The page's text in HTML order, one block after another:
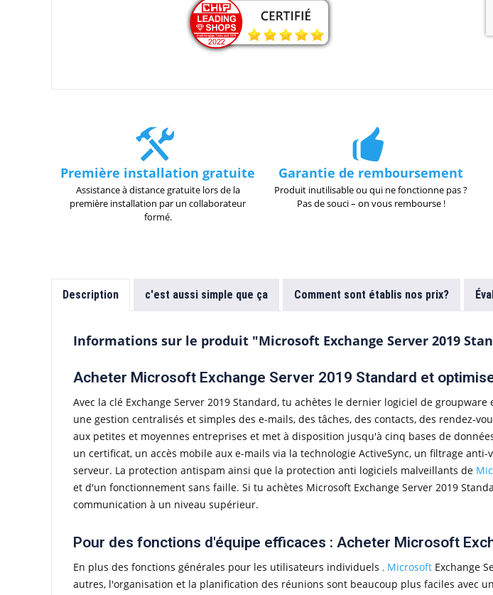
Première installation gratuite
Assistance à distance gratuite lors de la
première installation par un collaborateur
formé.
Garantie de remboursement
Produit inutilisable ou qui ne fonctionne pas ?
Pas de souci – on vous rembourse !
Description c'est aussi simple que ça Comment sont établis nos prix?
Informations sur le produit "Microsoft Exchange Server 2019
Acheter Microsoft Exchange Server 2019 Standard et
Avec la clé Exchange Server 2019 Standard, tu achètes le dernier logiciel de
une gestion centralisés et simples des e-mails, des tâches, des contacts, des rendez-
aux petites et moyennes entreprises et met à disposition jusqu'à cinq bases de
un certificat, un accès mobile aux e-mails via la technologie ActiveSync, un filtrage
serveur. La protection antispam ainsi que la protection anti logiciels malveillants de
et d'un fonctionnement sans faille. Si tu achètes Microsoft Exchange Server 2019
communication à un niveau supérieur.
Pour des fonctions d'équipe efficaces : Acheter Microsoft
En plus des fonctions générales pour les utilisateurs individuels , Microsoft Exchange
autres, l'organisation et la planification des réunions sont beaucoup plus faciles avec